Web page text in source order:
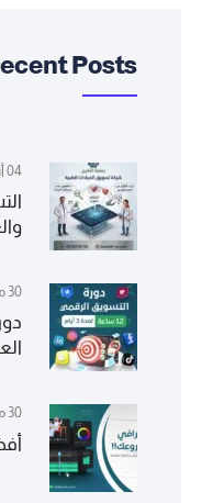
Posts
04 أبريل, 2026
30 مارس, 2026
30 مارس, 2026